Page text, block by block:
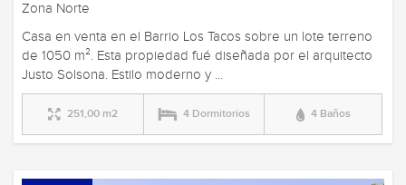
Zona Norte
Casa en venta en el Barrio Los Tacos sobre un lote terreno
de 1050 m². Esta propiedad fué diseñada por el arquitecto
Justo Solsona. Estilo moderno y ...
251,00 m2 4 Dormitorios 4 Baños